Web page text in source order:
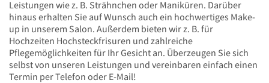
Leistungen wie z. B. Strähnchen oder Maniküren. Darüber
hinaus erhalten Sie auf Wunsch auch ein hochwertiges Make-
up in unserem Salon. Außerdem bieten wir z. B. für
Hochzeiten Hochsteckfrisuren und zahlreiche
Pflegemöglichkeiten für Ihr Gesicht an. Überzeugen Sie sich
selbst von unseren Leistungen und vereinbaren einfach einen
Termin per Telefon oder E-Mail!